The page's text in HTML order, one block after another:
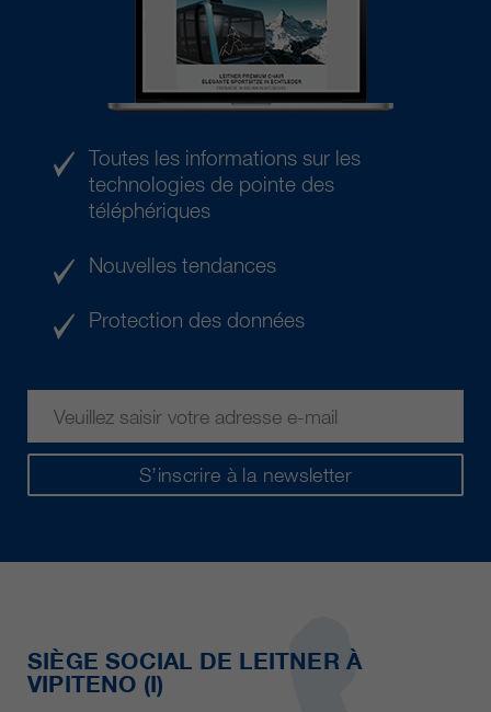
S’inscrire à la newsletter
Toutes les informations sur les
technologies de pointe des
téléphériques
Nouvelles tendances
Protection des données
SIÈGE SOCIAL DE LEITNER À
VIPITENO (I)